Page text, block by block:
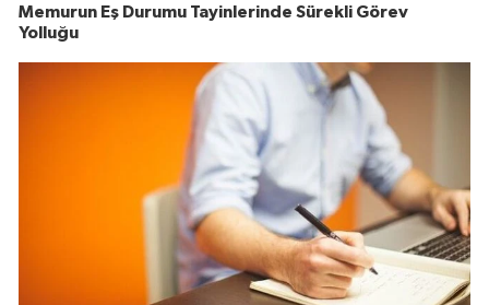
Memurun Eş Durumu Tayinlerinde Sürekli Görev
Yolluğu